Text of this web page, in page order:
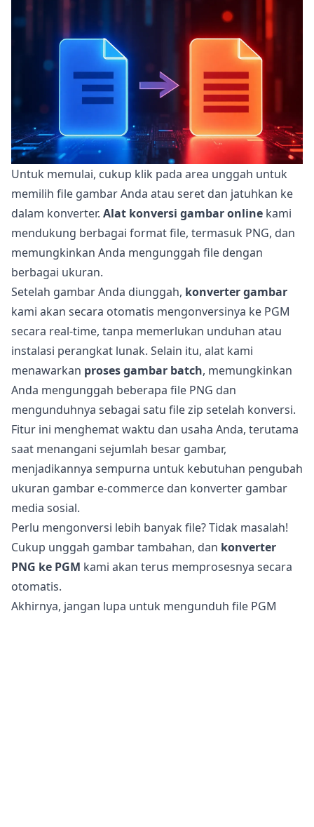
Untuk memulai, cukup klik pada area unggah untuk
memilih file gambar Anda atau seret dan jatuhkan ke
dalam konverter. Alat konversi gambar online kami
mendukung berbagai format file, termasuk PNG, dan
memungkinkan Anda mengunggah file dengan
berbagai ukuran.
Setelah gambar Anda diunggah, konverter gambar
kami akan secara otomatis mengonversinya ke PGM
secara real-time, tanpa memerlukan unduhan atau
instalasi perangkat lunak. Selain itu, alat kami
menawarkan proses gambar batch, memungkinkan
Anda mengunggah beberapa file PNG dan
mengunduhnya sebagai satu file zip setelah konversi.
Fitur ini menghemat waktu dan usaha Anda, terutama
saat menangani sejumlah besar gambar,
menjadikannya sempurna untuk kebutuhan pengubah
ukuran gambar e-commerce dan konverter gambar
media sosial.
Perlu mengonversi lebih banyak file? Tidak masalah!
Cukup unggah gambar tambahan, dan konverter
PNG ke PGM kami akan terus memprosesnya secara
otomatis.
Akhirnya, jangan lupa untuk mengunduh file PGM